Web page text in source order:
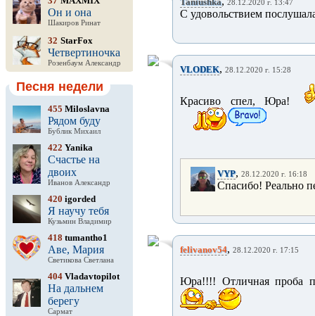
Он и она
Шакиров Ринат
32 StarFox
Четвертиночка
Розенбаум Александр
Песня недели
455 Miloslavna
Рядом буду
Бублик Михаил
422 Yanika
Счастье на
двоих
Иванов Александр
420 igorded
Я научу тебя
Кузьмин Владимир
418 tumantho1
Аве, Мария
Светикова Светлана
404 Vladavtopilot
На дальнем
берегу
Сармат
28.12.2020 г. 13:47
С удовольствием
VLODEK, 28.12.2020 г. 15:28
Красиво спел, Юра!
VYP, 28.12.2020 г. 16:18
Спасибо! Реально
felivanov54, 28.12.2020 г. 17:15
Юра!!!! Отличная проба